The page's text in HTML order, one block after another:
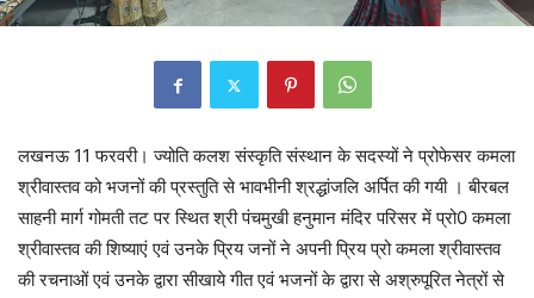
लखनऊ 11 फरवरी। ज्योति कलश संस्कृति संस्थान के सदस्यों ने प्रोफेसर कमला
श्रीवास्तव को भजनों की प्रस्तुति से भावभीनी श्रद्धांजलि अर्पित की गयी । बीरबल
साहनी मार्ग गोमती तट पर स्थित श्री पंचमुखी हनुमान मंदिर परिसर में प्रो0 कमला
श्रीवास्तव की शिष्याएं एवं उनके प्रिय जनों ने अपनी प्रिय प्रो कमला श्रीवास्तव
की रचनाओं एवं उनके द्वारा सीखाये गीत एवं भजनों के द्वारा से अश्रुपूरित नेत्रों से